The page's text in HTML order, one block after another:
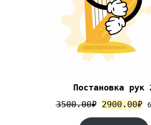
Постановка рук
3500.00₽ 2900.00₽